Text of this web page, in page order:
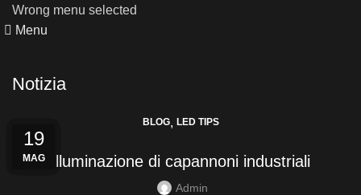
Wrong menu selected
Menu
Notizia
BLOG, LED TIPS
Illuminazione di capannoni industriali
Admin
24
NOV
01
OTT
21
SET
29
GIU
28
LUG
19
MAG